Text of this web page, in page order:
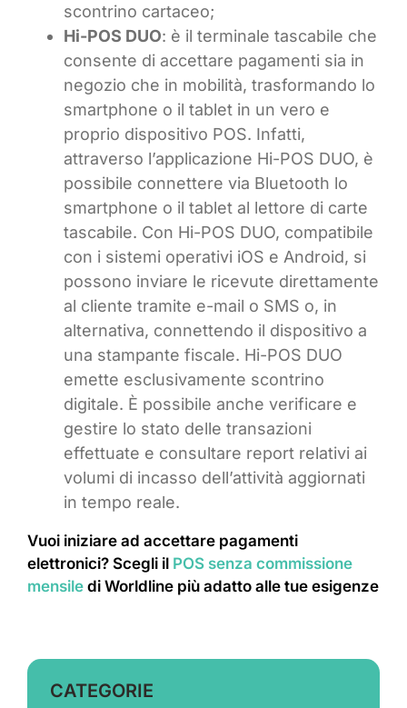
scontrino cartaceo;
Hi-POS DUO: è il terminale tascabile che
consente di accettare pagamenti sia in
negozio che in mobilità, trasformando lo
smartphone o il tablet in un vero e
proprio dispositivo POS. Infatti,
attraverso l’applicazione Hi-POS DUO, è
possibile connettere via Bluetooth lo
smartphone o il tablet al lettore di carte
tascabile. Con Hi-POS DUO, compatibile
con i sistemi operativi iOS e Android, si
possono inviare le ricevute direttamente
al cliente tramite e-mail o SMS o, in
alternativa, connettendo il dispositivo a
una stampante fiscale. Hi-POS DUO
emette esclusivamente scontrino
digitale. È possibile anche verificare e
gestire lo stato delle transazioni
effettuate e consultare report relativi ai
volumi di incasso dell’attività aggiornati
in tempo reale.
Vuoi iniziare ad accettare pagamenti
elettronici? Scegli il POS senza commissione
mensile di Worldline più adatto alle tue esigenze
CATEGORIE